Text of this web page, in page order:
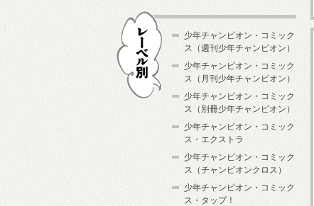
少年チャンピオン・コミック
ス（週刊少年チャンピオン）
少年チャンピオン・コミック
ス（月刊少年チャンピオン）
少年チャンピオン・コミック
ス（別冊少年チャンピオン）
少年チャンピオン・コミック
ス・エクストラ
少年チャンピオン・コミック
ス（チャンピオンクロス）
少年チャンピオン・コミック
ス・タップ！